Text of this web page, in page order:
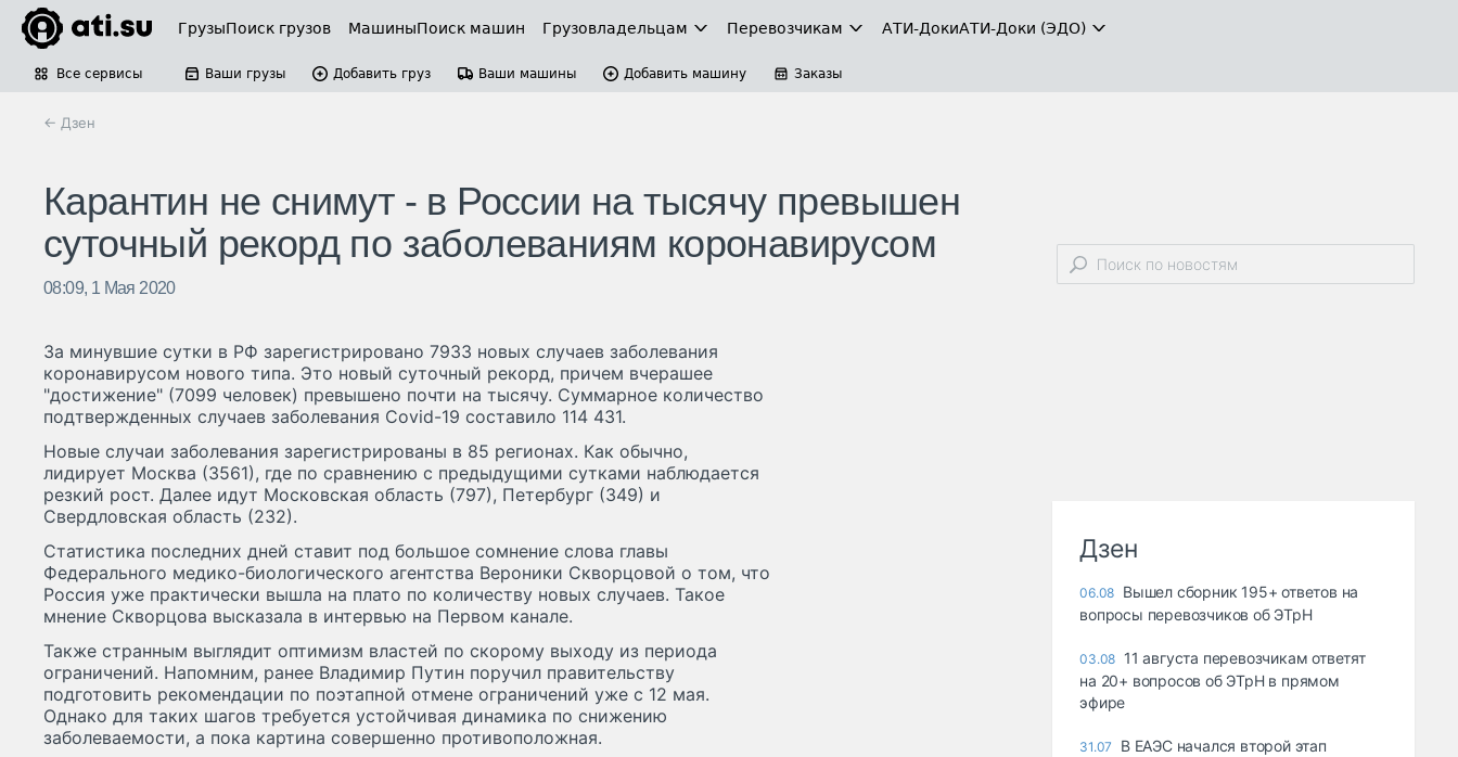
ГрузыПоиск грузов МашиныПоиск машин Грузовладельцам Перевозчикам АТИ-ДокиАТИ-Доки (ЭДО)
Все сервисы Ваши грузы Добавить груз Ваши машины Добавить машину Заказы
← Дзен
Карантин не снимут - в России на тысячу превышен
суточный рекорд по заболеваниям коронавирусом
08:09, 1 Мая 2020
За минувшие сутки в РФ зарегистрировано 7933 новых случаев заболевания
коронавирусом нового типа. Это новый суточный рекорд, причем вчерашее
"достижение" (7099 человек) превышено почти на тысячу. Суммарное количество
подтвержденных случаев заболевания Covid-19 составило 114 431.
Новые случаи заболевания зарегистрированы в 85 регионах. Как обычно,
лидирует Москва (3561), где по сравнению с предыдущими сутками наблюдается
резкий рост. Далее идут Московская область (797), Петербург (349) и
Свердловская область (232).
Статистика последних дней ставит под большое сомнение слова главы
Федерального медико-биологического агентства Вероники Скворцовой о том, что
Россия уже практически вышла на плато по количеству новых случаев. Такое
мнение Скворцова высказала в интервью на Первом канале.
Также странным выглядит оптимизм властей по скорому выходу из периода
ограничений. Напомним, ранее Владимир Путин поручил правительству
подготовить рекомендации по поэтапной отмене ограничений уже с 12 мая.
Однако для таких шагов требуется устойчивая динамика по снижению
заболеваемости, а пока картина совершенно противоположная.
Дзен
06.08 Вышел сборник 195+ ответов на
вопросы перевозчиков об ЭТрН
03.08 11 августа перевозчикам ответят
на 20+ вопросов об ЭТрН в прямом
эфире
31.07
В ЕАЭС начался второй этап